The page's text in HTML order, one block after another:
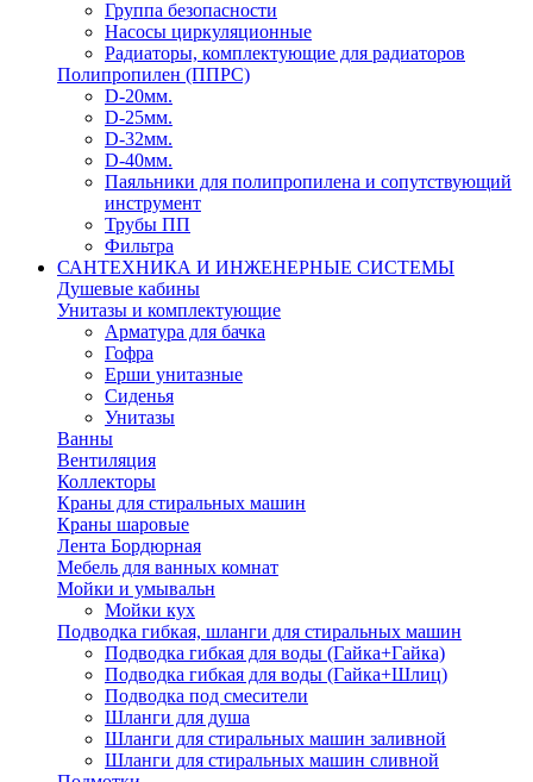
Группа безопасности
Насосы циркуляционные
Радиаторы, комплектующие для радиаторов
Полипропилен (ППРС)
D-20мм.
D-25мм.
D-32мм.
D-40мм.
Паяльники для полипропилена и сопутствующий
инструмент
Трубы ПП
Фильтра
САНТЕХНИКА И ИНЖЕНЕРНЫЕ СИСТЕМЫ
Душевые кабины
Унитазы и комплектующие
Арматура для бачка
Гофра
Ерши унитазные
Сиденья
Унитазы
Ванны
Вентиляция
Коллекторы
Краны для стиральных машин
Краны шаровые
Лента Бордюрная
Мебель для ванных комнат
Мойки и умывальн
Мойки кух
Подводка гибкая, шланги для стиральных машин
Подводка гибкая для воды (Гайка+Гайка)
Подводка гибкая для воды (Гайка+Шлиц)
Подводка под смесители
Шланги для душа
Шланги для стиральных машин заливной
Шланги для стиральных машин сливной